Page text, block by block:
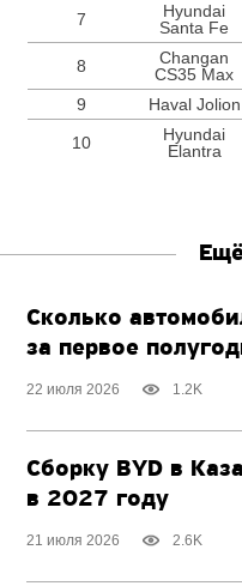
7
Hyundai
Santa Fe
8
Changan
CS35 Max
9
Haval Jolion
10
Hyundai
Elantra
Сколько
за первое
22 июля 2026 1.2K
Сборку BYD в
в 2027 году
21 июля 2026 2.6K